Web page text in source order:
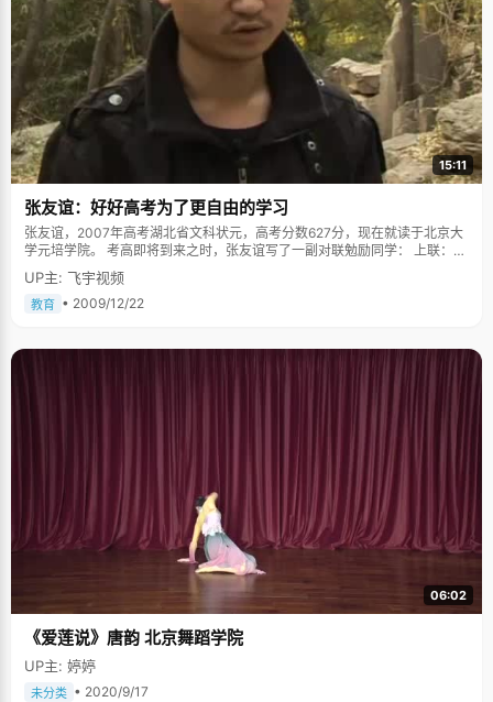
15:11
张友谊：好好高考为了更自由的学习
张友谊，2007年高考湖北省文科状元，高考分数627分，现在就读于北京大
学元培学院。 考高即将到来之时，张友谊写了一副对联勉励同学： 上联：二
日震慑山川，铜都故里龙啸三星，畅游香江千丈波涛，看我小试牛刀揽风
云； 下联：十载睥睨天地，荆楚大地凤舞九天，笑纳京华万国烟云，祝君大
展鸿图惊日月。 横批：数风流人物，还看今朝。 那时候的张友谊是张狂不羁
说话很随和，但是对语言的准确性很强调，我们说话的时候，他会不经意的
青，以一种深恶痛绝的态度反对一切为了高考不择手段，高考一锤定乾坤这
类的说法和行为。"我觉得作为一个学生，应该沉下心来多读一些书，多学一
些知识才是最重要的，不要太关注高考，状元之类的，这样太浮躁"。所以张
友谊对于"状元"这个头衔非常反感，当高考成绩出来，各大媒体蜂拥而至的
时候，张友谊却悠闲的跑到神农架去旅了个游，躲过了大家的围追堵截。 "秦
朝那些事儿，不过古今大战秦俑情；汉朝那些事儿，不过长乐未央王昭君；
唐朝那些事儿，不过贞观开元杨玉环；明朝那些事儿，不过洪武建文戚继
光；清朝那些事儿，不过康熙乾隆慈禧后；高考那些事儿，不过一天两天加
放松的心态。 "那你为什么要参加高考呢？" 张友谊摊开手，皱了下鼻
间，之后才有更多的机会和选择去学习自己想学的东西，想尝试的东西"。如
今，张友谊在北京大学自由开放的学风中如鱼得水，"现在我可以随心所欲的
UP主: 飞宇视频
教育 • 2009/12/22
06:02
《爱莲说》唐韵 北京舞蹈学院
UP主: 婷婷
未分类 • 2020/9/17